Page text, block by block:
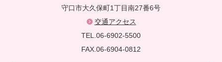
守口市大久保町1丁目南27番6号
交通アクセス
TEL.06-6902-5500
FAX.06-6904-0812